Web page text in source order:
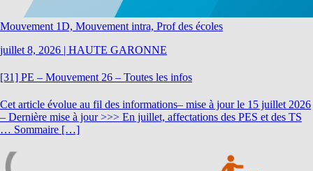
Mouvement 1D, Mouvement intra, Prof des écoles
juillet 8, 2026 | HAUTE GARONNE
[31] PE – Mouvement 26 – Toutes les infos
Cet article évolue au fil des informations– mise à jour le 15 juillet 2026
– Dernière mise à jour >>> En juillet, affectations des PES et des TS
… Sommaire […]